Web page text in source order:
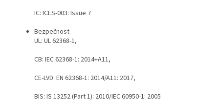
IC: ICES-003: Issue 7
Bezpečnost
UL: UL 62368-1,
CB: IEC 62368-1: 2014+A11,
CE-LVD: EN 62368-1: 2014/A11: 2017,
BIS: IS 13252 (Part 1): 2010/IEC 60950-1: 2005